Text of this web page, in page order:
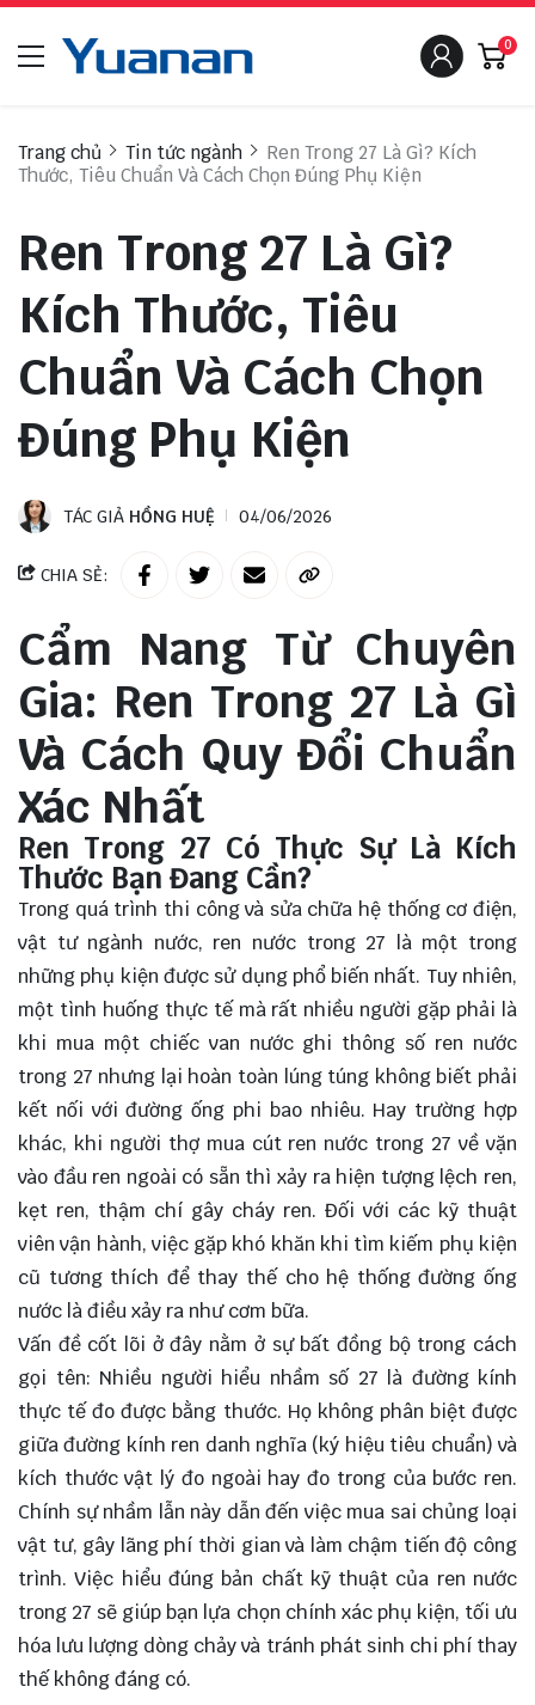
0
Trang chủ Tin tức ngành
Ren Trong 27 Là Gì? Kích
Thước, Tiêu Chuẩn Và Cách Chọn Đúng Phụ Kiện
Ren Trong 27 Là Gì?
Kích Thước, Tiêu
Chuẩn Và Cách Chọn
Đúng Phụ Kiện
TÁC GIẢ HỒNG HUỆ 04/06/2026
CHIA SẺ:
Cẩm Nang Từ Chuyên
Gia: Ren Trong 27 Là Gì
Và Cách Quy Đổi Chuẩn
Xác Nhất
Ren Trong 27 Có Thực Sự Là Kích
Thước Bạn Đang Cần?
Trong quá trình thi công và sửa chữa hệ thống cơ điện,
vật tư ngành nước, ren nước trong 27 là một trong
những phụ kiện được sử dụng phổ biến nhất. Tuy nhiên,
một tình huống thực tế mà rất nhiều người gặp phải là
khi mua một chiếc van nước ghi thông số ren nước
trong 27 nhưng lại hoàn toàn lúng túng không biết phải
kết nối với đường ống phi bao nhiêu. Hay trường hợp
khác, khi người thợ mua cút ren nước trong 27 về vặn
vào đầu ren ngoài có sẵn thì xảy ra hiện tượng lệch ren,
kẹt ren, thậm chí gây cháy ren. Đối với các kỹ thuật
viên vận hành, việc gặp khó khăn khi tìm kiếm phụ kiện
cũ tương thích để thay thế cho hệ thống đường ống
nước là điều xảy ra như cơm bữa.
Vấn đề cốt lõi ở đây nằm ở sự bất đồng bộ trong cách
gọi tên: Nhiều người hiểu nhầm số 27 là đường kính
thực tế đo được bằng thước. Họ không phân biệt được
giữa đường kính ren danh nghĩa (ký hiệu tiêu chuẩn) và
kích thước vật lý đo ngoài hay đo trong của bước ren.
Chính sự nhầm lẫn này dẫn đến việc mua sai chủng loại
vật tư, gây lãng phí thời gian và làm chậm tiến độ công
trình. Việc hiểu đúng bản chất kỹ thuật của ren nước
trong 27 sẽ giúp bạn lựa chọn chính xác phụ kiện, tối ưu
hóa lưu lượng dòng chảy và tránh phát sinh chi phí thay
thế không đáng có.